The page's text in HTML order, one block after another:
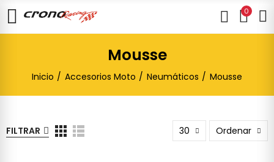
0
Mousse
Inicio Accesorios Moto Neumáticos Mousse
FILTRAR 30 Ordenar